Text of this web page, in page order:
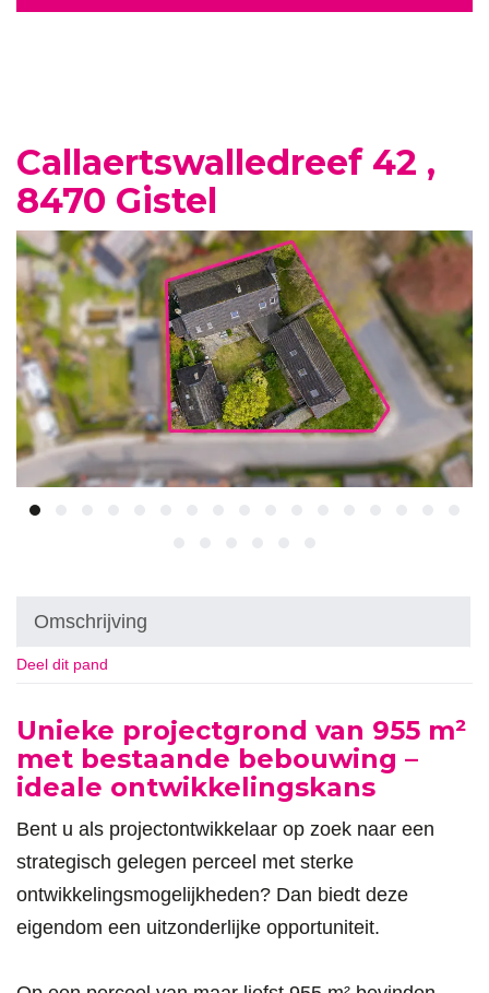
Callaertswalledreef 42 ,
8470 Gistel
Omschrijving
Deel dit pand
Omschrijving
Unieke projectgrond van 955 m²
met bestaande bebouwing –
ideale ontwikkelingskans
Bent u als projectontwikkelaar op zoek naar een
strategisch gelegen perceel met sterke
ontwikkelingsmogelijkheden? Dan biedt deze
eigendom een uitzonderlijke opportuniteit.